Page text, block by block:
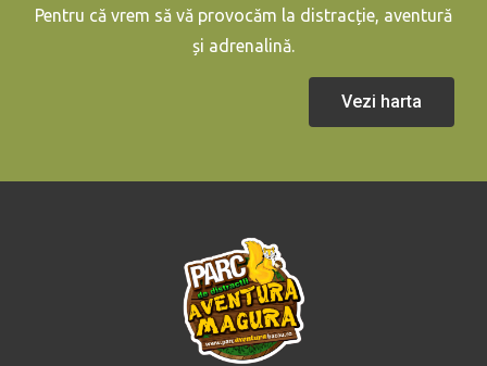
Pentru că vrem să vă provocăm la distracție, aventură
și adrenalină.
Vezi harta